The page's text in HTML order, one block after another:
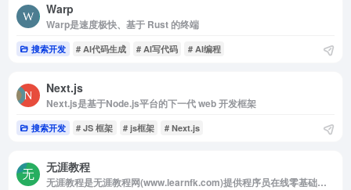
Warp
Warp是速度极快、基于 Rust 的终端
搜索开发 # AI代码生成 # AI写代码 # AI编程
Next.js
Next.js是基于Node.js平台的下一代 web 开发框架
搜索开发 # JS 框架 # js框架 # Next.js
无涯教程
无涯教程是无涯教程网(www.learnfk.com)提供程序员在线零基础学IT编程技术菜鸟教程。包括w3cschool、Javascript、MySQL、PHP、Python、Java、HTML5、Go语言等入门基础教程，做东半球最好的IT...